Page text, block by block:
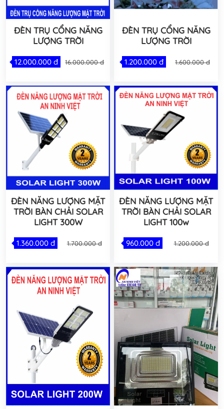
ĐÈN TRỤ CỔNG NĂNG
LƯỢNG TRỜI
12.000.000 đ 16.000.000 đ
ĐÈN TRỤ CỔNG NĂNG
LƯỢNG TRỜI
1.200.000 đ 1.600.000 đ
ĐÈN NĂNG LƯỢNG MẶT
TRỜI BÀN CHẢI SOLAR
LIGHT 300W
1.360.000 đ 1.700.000 đ
ĐÈN NĂNG LƯỢNG MẶT
TRỜI BÀN CHẢI SOLAR
LIGHT 100w
960.000 đ 1.200.000 đ